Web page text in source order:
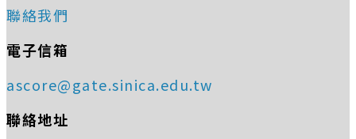
聯絡我們
電子信箱
ascore@gate.sinica.edu.tw
聯絡地址